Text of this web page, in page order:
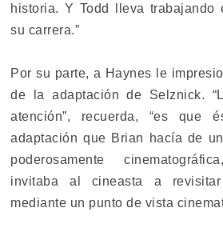
historia. Y Todd lleva trabajando
su carrera.”
Por su parte, a Haynes le
de la adaptación de Selznick.
atención”, recuerda, “es que
adaptación que Brian hacía de
poderosamente
invitaba al cineasta a
mediante un punto de vista